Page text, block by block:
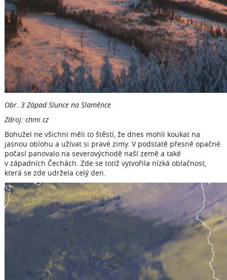
Obr. 3 Západ Slunce na Slaměnce
Zdroj: chmi.cz
Bohužel ne všichni měli to štěstí, že dnes mohli koukat na
jasnou oblohu a užívat si pravé zimy. V podstatě přesně opačné
počasí panovalo na severovýchodě naší země a také
v západních Čechách. Zde se totiž vytvořila nízká oblačnost,
která se zde udržela celý den.